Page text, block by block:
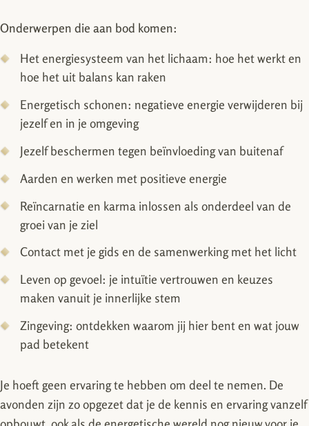
Onderwerpen die aan bod komen:
Het energiesysteem van het lichaam: hoe het werkt en
hoe het uit balans kan raken
Energetisch schonen: negatieve energie verwijderen bij
jezelf en in je omgeving
Jezelf beschermen tegen beïnvloeding van buitenaf
Aarden en werken met positieve energie
Reïncarnatie en karma inlossen als onderdeel van de
groei van je ziel
Contact met je gids en de samenwerking met het licht
Leven op gevoel: je intuïtie vertrouwen en keuzes
maken vanuit je innerlijke stem
Zingeving: ontdekken waarom jij hier bent en wat jouw
pad betekent
Je hoeft geen ervaring te hebben om deel te nemen. De
avonden zijn zo opgezet dat je de kennis en ervaring vanzelf